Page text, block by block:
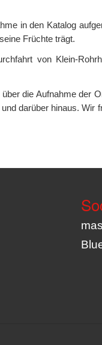
in den Katalog
Früchte trägt.
von Klein-
die Aufnahme der
darüber hinaus. Wir